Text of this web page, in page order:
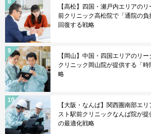
【高松】四国・瀬戸内エリアの
前クリニック高松院で「通院の
回復する戦略
【岡山】中国・四国エリアのリ
クリニック岡山院が提供する「
略
【大阪・なんば】関西圏南部エ
スト駅前クリニックなんば院が提
の最適化戦略